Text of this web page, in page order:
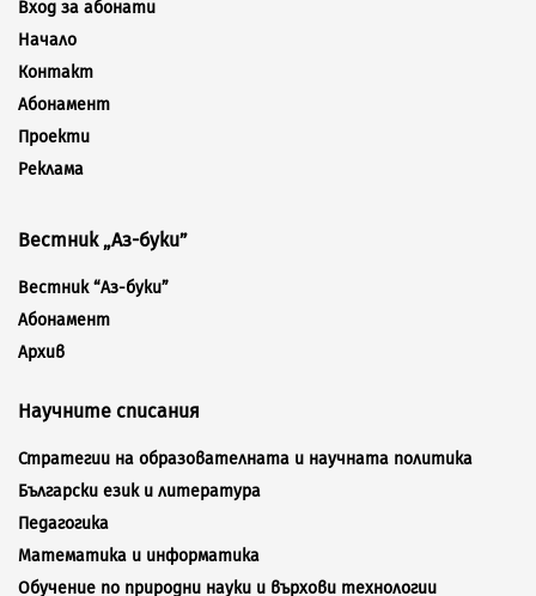
Вход за абонати
Начало
Контакт
Абонамент
Проекти
Реклама
Вестник „Аз-буки”
Вестник “Аз-буки”
Абонамент
Архив
Научните списания
Стратегии на образователната и научната политика
Български език и литература
Педагогика
Математика и информатика
Обучение по природни науки и върхови технологии